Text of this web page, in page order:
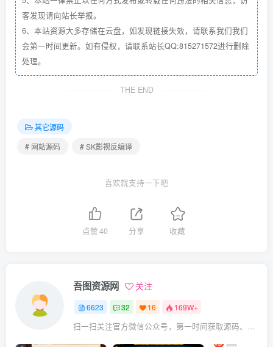
客发现请向站长举报。
6、本站资源大多存储在云盘，如发现链接失效，请联系我们我们
会第一时间更新。如有侵权，请联系站长QQ:815271572进行删除
处理。
THE END
其它源码
# 网站源码
# SK影视反编译
喜欢就支持一下吧
点赞40 分享 收藏
吾图资源网 关注
6623 32 16 169W+
扫一扫关注官方微信公众号，第一时间获取源码、网赚项目资源教程，自媒体等知识干货，让互联网创业赚钱更简单。